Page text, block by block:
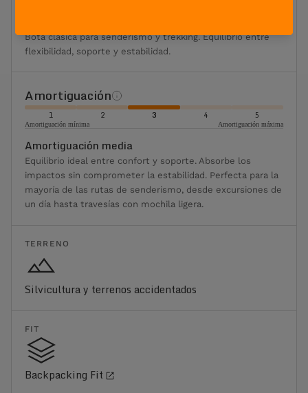
Bota clásica para senderismo y trekking. Equilibrio entre
flexibilidad, soporte y estabilidad.
Amortiguación
1 2 3 4 5
Amortiguación mínima Amortiguación máxima
Amortiguación media
Equilibrio ideal entre confort y soporte. Absorbe los
impactos sin comprometer la estabilidad. Perfecta para la
mayoría de las rutas de senderismo, desde excursiones de
un día hasta travesías con mochila ligera.
TERRENO
Silvicultura y terrenos accidentados
FIT
Backpacking Fit